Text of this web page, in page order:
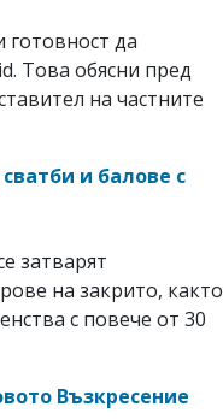
готовност да
Това обясни пред
на частните
и балове с
затварят
на закрито, както
с повече от 30
Възкресение